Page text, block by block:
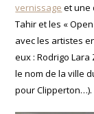
vernissage et une
Tahir et les «
avec les artistes
eux : Rodrigo Lara
le nom de la ville
pour Clipperton…).